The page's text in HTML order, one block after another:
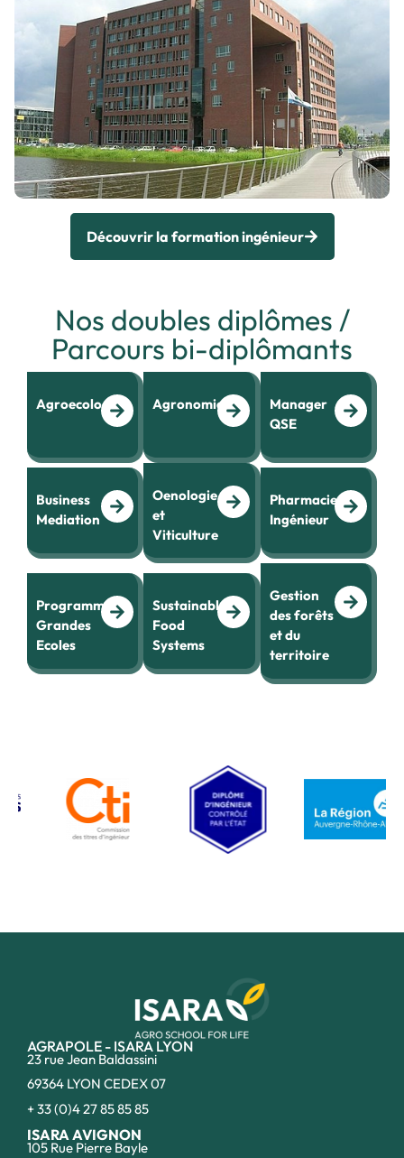
Découvrir la formation ingénieur
Nos doubles diplômes /
Parcours bi-diplômants
Agroecology Agronomie
Manager
QSE
Business
Mediation
Oenologie
et
Viticulture
Pharmacien-
Ingénieur
Programme
Grandes
Ecoles
Sustainable
Food
Systems
Gestion
des forêts
et du
territoire
AGRAPOLE - ISARA LYON
23 rue Jean Baldassini
69364 LYON CEDEX 07
+ 33 (0)4 27 85 85 85
ISARA AVIGNON
105 Rue Pierre Bayle